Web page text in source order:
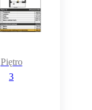
Piętro
3